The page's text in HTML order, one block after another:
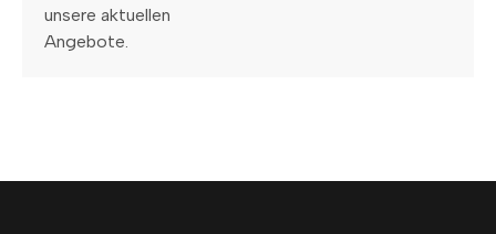
unsere aktuellen
Angebote.